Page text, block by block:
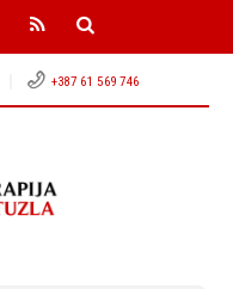
+387 61 569 746